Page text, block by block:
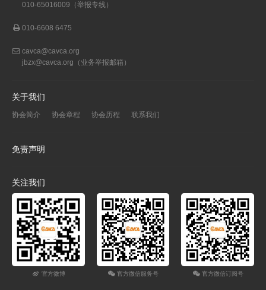
010-65016009（举报专线）
010-6608 6475
cavca@cavca.org
jbzx@cavca.org （业务举报邮箱）
关于我们
协会简介 协会章程 协会历程 联系我们
免责声明
关注我们
官方微博 官方微信服务号 官方微信订阅号